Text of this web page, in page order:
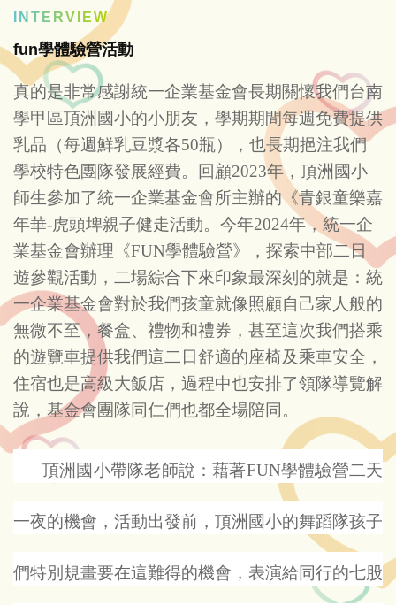
INTERVIEW
fun學體驗營活動
真的是非常感謝統一企業基金會長期關懷我們台南
學甲區頂洲國小的小朋友，學期期間每週免費提供
乳品（每週鮮乳豆漿各50瓶），也長期挹注我們
學校特色團隊發展經費。回顧2023年，頂洲國小
師生參加了統一企業基金會所主辦的《青銀童樂嘉
年華-虎頭埤親子健走活動。今年2024年，統一企
業基金會辦理《FUN學體驗營》，探索中部二日
遊參觀活動，二場綜合下來印象最深刻的就是：統
一企業基金會對於我們孩童就像照顧自己家人般的
無微不至，餐盒、禮物和禮券，甚至這次我們搭乘
的遊覽車提供我們這二日舒適的座椅及乘車安全，
住宿也是高級大飯店，過程中也安排了領隊導覽解
說，基金會團隊同仁們也都全場陪同。
頂洲國小帶隊老師說：藉著FUN學體驗營二天
一夜的機會，活動出發前，頂洲國小的舞蹈隊孩子
們特別規畫要在這難得的機會，表演給同行的七股